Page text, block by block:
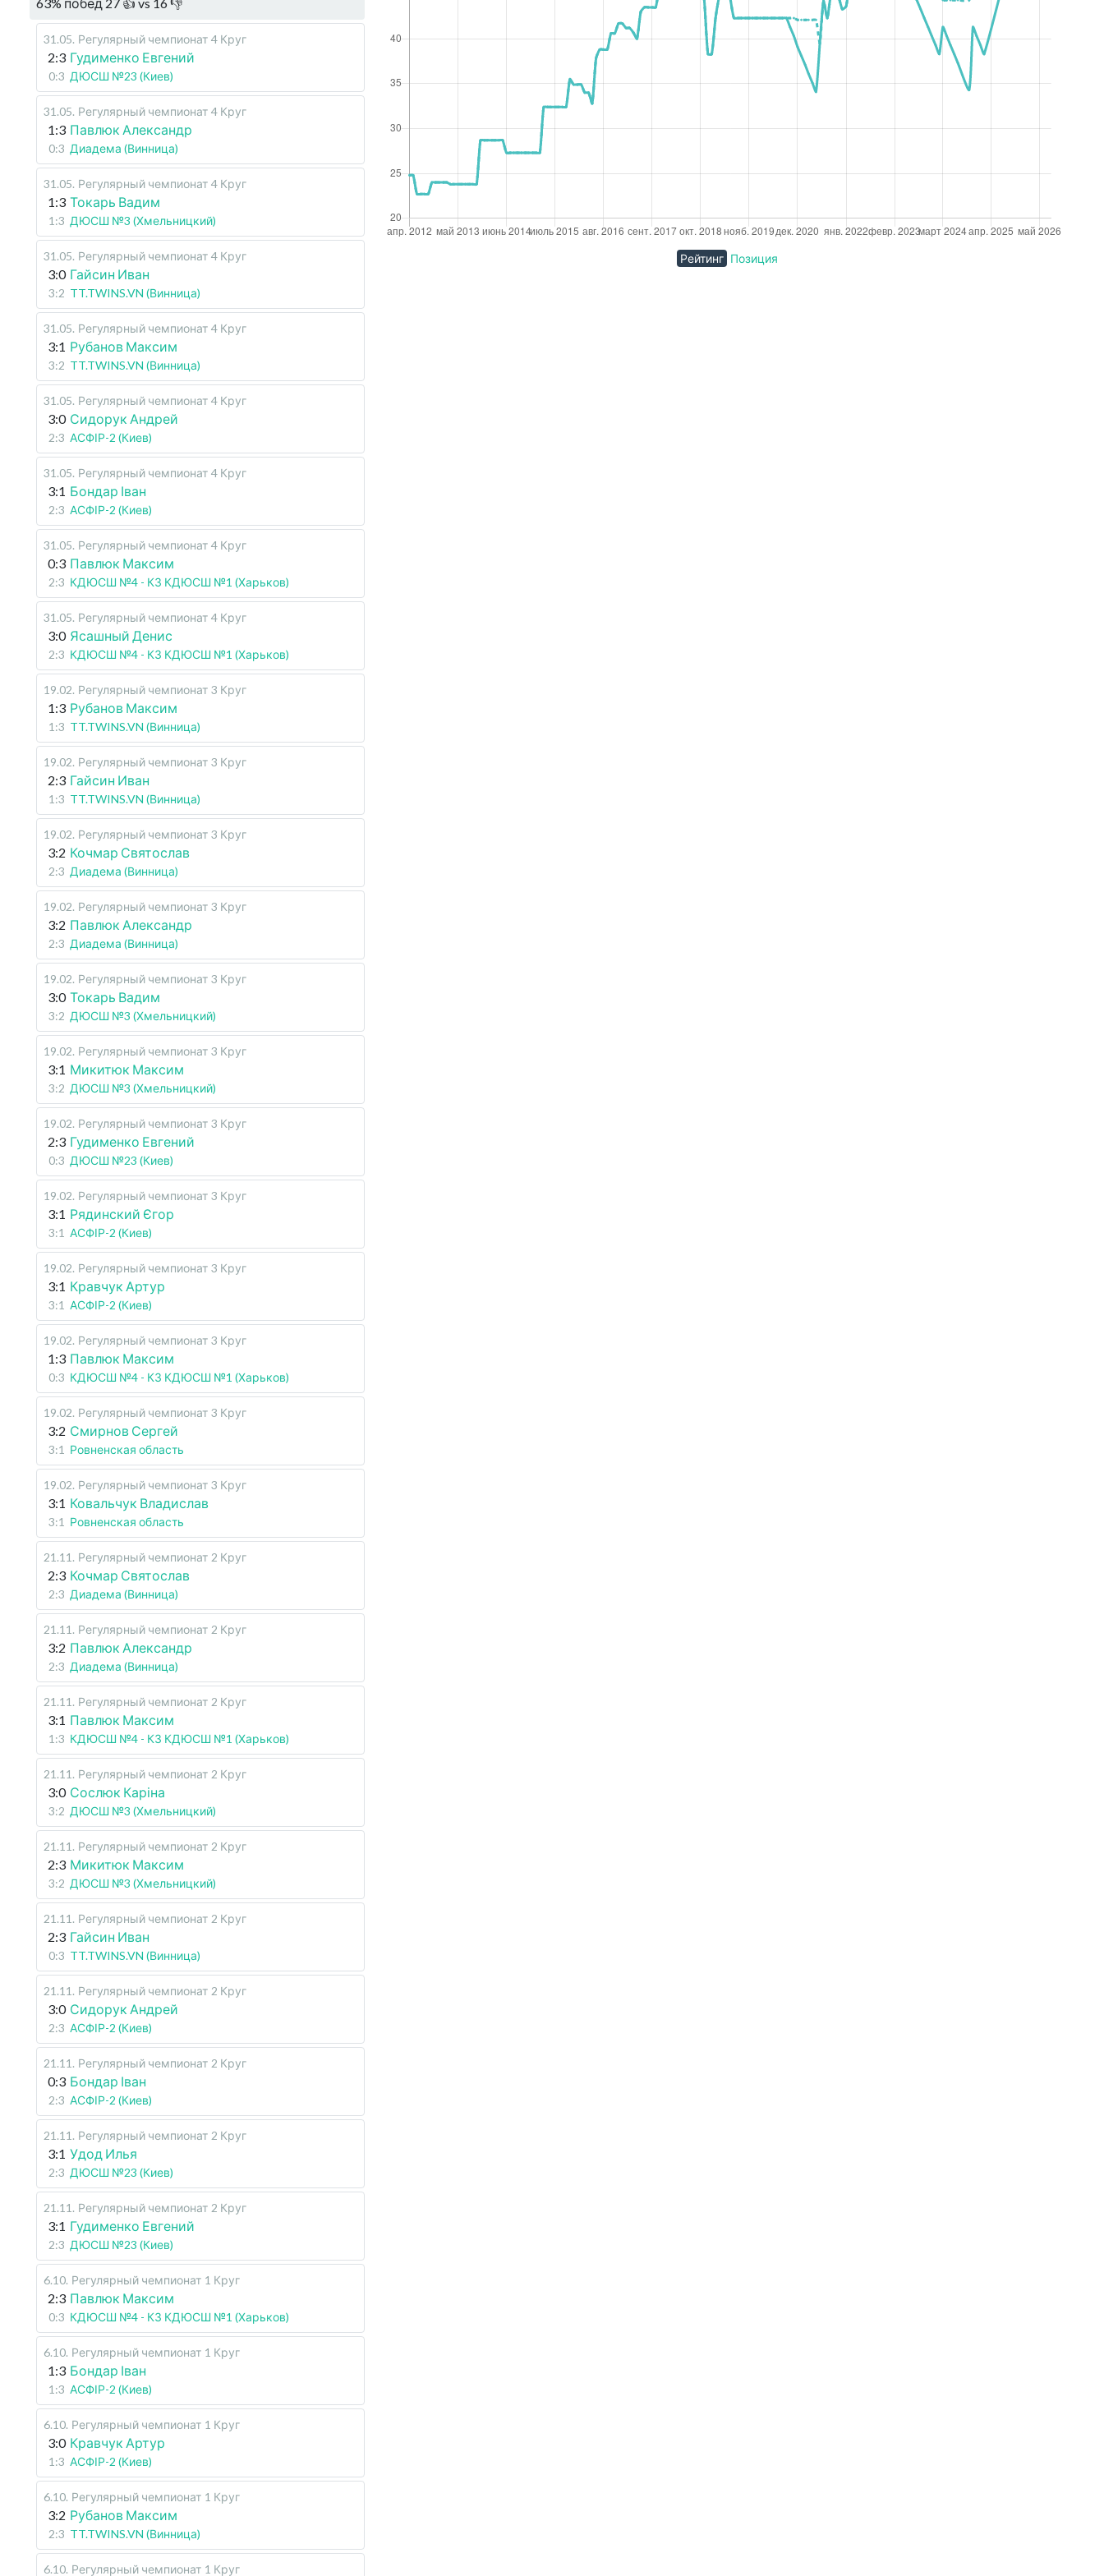
63% побед 27 👍 vs 16👎
31.05. Регулярный чемпионат 4 Круг
2:3 Гудименко Евгений
0:3 ДЮСШ №23 (Киев)
31.05. Регулярный чемпионат 4 Круг
1:3 Павлюк Александр
0:3 Диадема (Винница)
31.05. Регулярный чемпионат 4 Круг
1:3 Токарь Вадим
1:3 ДЮСШ №3 (Хмельницкий)
31.05. Регулярный чемпионат 4 Круг
3:0 Гайсин Иван
3:2 TT.TWINS.VN (Винница)
31.05. Регулярный чемпионат 4 Круг
3:1 Рубанов Максим
3:2 TT.TWINS.VN (Винница)
31.05. Регулярный чемпионат 4 Круг
3:0 Сидорук Андрей
2:3 АСФІР-2 (Киев)
31.05. Регулярный чемпионат 4 Круг
3:1 Бондар Іван
2:3 АСФІР-2 (Киев)
31.05. Регулярный чемпионат 4 Круг
0:3 Павлюк Максим
2:3 КДЮСШ №4 - КЗ КДЮСШ №1 (Харьков)
31.05. Регулярный чемпионат 4 Круг
3:0 Ясашный Денис
2:3 КДЮСШ №4 - КЗ КДЮСШ №1 (Харьков)
19.02. Регулярный чемпионат 3 Круг
1:3 Рубанов Максим
1:3 TT.TWINS.VN (Винница)
19.02. Регулярный чемпионат 3 Круг
2:3 Гайсин Иван
1:3 TT.TWINS.VN (Винница)
19.02. Регулярный чемпионат 3 Круг
3:2 Кочмар Святослав
2:3 Диадема (Винница)
19.02. Регулярный чемпионат 3 Круг
3:2 Павлюк Александр
2:3 Диадема (Винница)
19.02. Регулярный чемпионат 3 Круг
3:0 Токарь Вадим
3:2 ДЮСШ №3 (Хмельницкий)
19.02. Регулярный чемпионат 3 Круг
3:1 Микитюк Максим
3:2 ДЮСШ №3 (Хмельницкий)
19.02. Регулярный чемпионат 3 Круг
2:3 Гудименко Евгений
0:3 ДЮСШ №23 (Киев)
19.02. Регулярный чемпионат 3 Круг
3:1 Рядинский Єгор
3:1 АСФІР-2 (Киев)
19.02. Регулярный чемпионат 3 Круг
3:1 Кравчук Артур
3:1 АСФІР-2 (Киев)
19.02. Регулярный чемпионат 3 Круг
1:3 Павлюк Максим
0:3 КДЮСШ №4 - КЗ КДЮСШ №1 (Харьков)
19.02. Регулярный чемпионат 3 Круг
3:2 Смирнов Сергей
3:1 Ровненская область
19.02. Регулярный чемпионат 3 Круг
3:1 Ковальчук Владислав
3:1 Ровненская область
21.11 . Регулярный чемпионат 2 Круг
2:3 Кочмар Святослав
2:3 Диадема (Винница)
21.11 . Регулярный чемпионат 2 Круг
3:2 Павлюк Александр
2:3 Диадема (Винница)
21.11 . Регулярный чемпионат 2 Круг
3:1 Павлюк Максим
1:3 КДЮСШ №4 - КЗ КДЮСШ №1 (Харьков)
21.11 . Регулярный чемпионат 2 Круг
3:0 Сослюк Каріна
3:2 ДЮСШ №3 (Хмельницкий)
21.11 . Регулярный чемпионат 2 Круг
2:3 Микитюк Максим
3:2 ДЮСШ №3 (Хмельницкий)
21.11 . Регулярный чемпионат 2 Круг
2:3 Гайсин Иван
0:3 TT.TWINS.VN (Винница)
21.11 . Регулярный чемпионат 2 Круг
3:0 Сидорук Андрей
2:3 АСФІР-2 (Киев)
21.11 . Регулярный чемпионат 2 Круг
0:3 Бондар Іван
2:3 АСФІР-2 (Киев)
21.11 . Регулярный чемпионат 2 Круг
3:1 Удод Илья
2:3 ДЮСШ №23 (Киев)
21.11 . Регулярный чемпионат 2 Круг
3:1 Гудименко Евгений
2:3 ДЮСШ №23 (Киев)
6.10. Регулярный чемпионат 1 Круг
2:3 Павлюк Максим
0:3 КДЮСШ №4 - КЗ КДЮСШ №1 (Харьков)
6.10. Регулярный чемпионат 1 Круг
1:3 Бондар Іван
1:3 АСФІР-2 (Киев)
6.10. Регулярный чемпионат 1 Круг
3:0 Кравчук Артур
1:3 АСФІР-2 (Киев)
6.10. Регулярный чемпионат 1 Круг
3:2 Рубанов Максим
2:3 TT.TWINS.VN (Винница)
6.10. Регулярный чемпионат 1 Круг
Рейтинг Позиция